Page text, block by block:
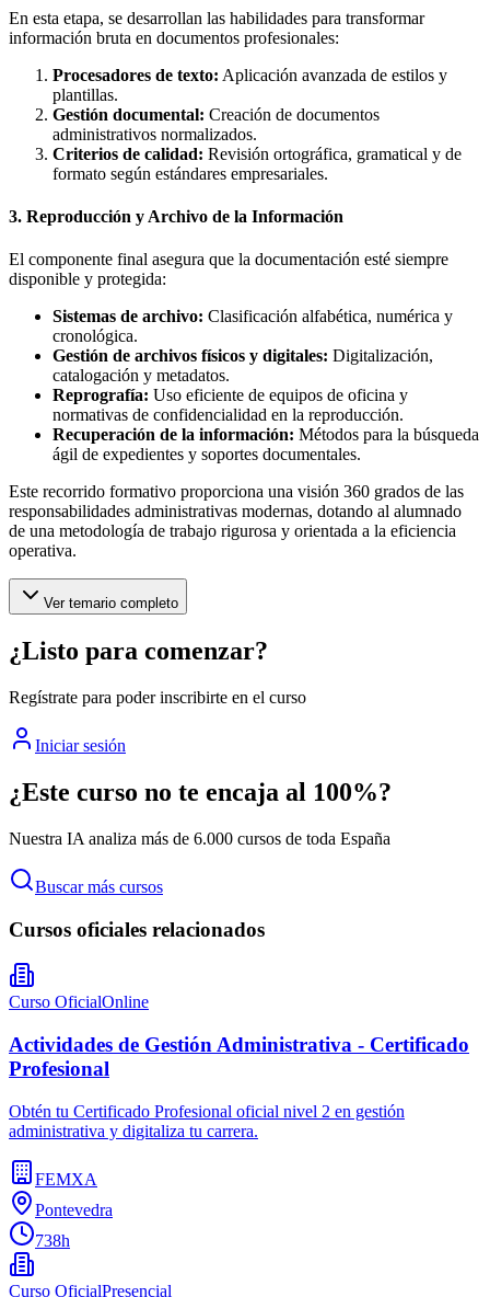
En esta etapa, se desarrollan las habilidades para transformar
información bruta en documentos profesionales:
Procesadores de texto: Aplicación avanzada de estilos y
plantillas.
Gestión documental: Creación de documentos
administrativos normalizados.
Criterios de calidad: Revisión ortográfica, gramatical y de
formato según estándares empresariales.
3. Reproducción y Archivo de la Información
El componente final asegura que la documentación esté siempre
disponible y protegida:
Sistemas de archivo: Clasificación alfabética, numérica y
cronológica.
Gestión de archivos físicos y digitales: Digitalización,
catalogación y metadatos.
Reprografía: Uso eficiente de equipos de oficina y
normativas de confidencialidad en la reproducción.
Recuperación de la información: Métodos para la búsqueda
ágil de expedientes y soportes documentales.
Este recorrido formativo proporciona una visión 360 grados de las
responsabilidades administrativas modernas, dotando al alumnado
de una metodología de trabajo rigurosa y orientada a la eficiencia
operativa.
Ver temario completo
¿Listo para comenzar?
Regístrate para poder inscribirte en el curso
Iniciar sesión
¿Este curso no te encaja al 100%?
Nuestra IA analiza más de 6.000 cursos de toda España
Buscar más cursos
Cursos oficiales relacionados
Curso OficialOnline
Actividades de Gestión Administrativa - Certificado
Profesional
Obtén tu Certificado Profesional oficial nivel 2 en gestión
administrativa y digitaliza tu carrera.
FEMXA
Pontevedra
738h
Curso OficialPresencial